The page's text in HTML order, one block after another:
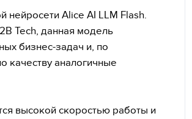
нейросети Alice AI LLM Flash.
Tech, данная модель
бизнес-задач и, по
качеству аналогичные
высокой скоростью работы и